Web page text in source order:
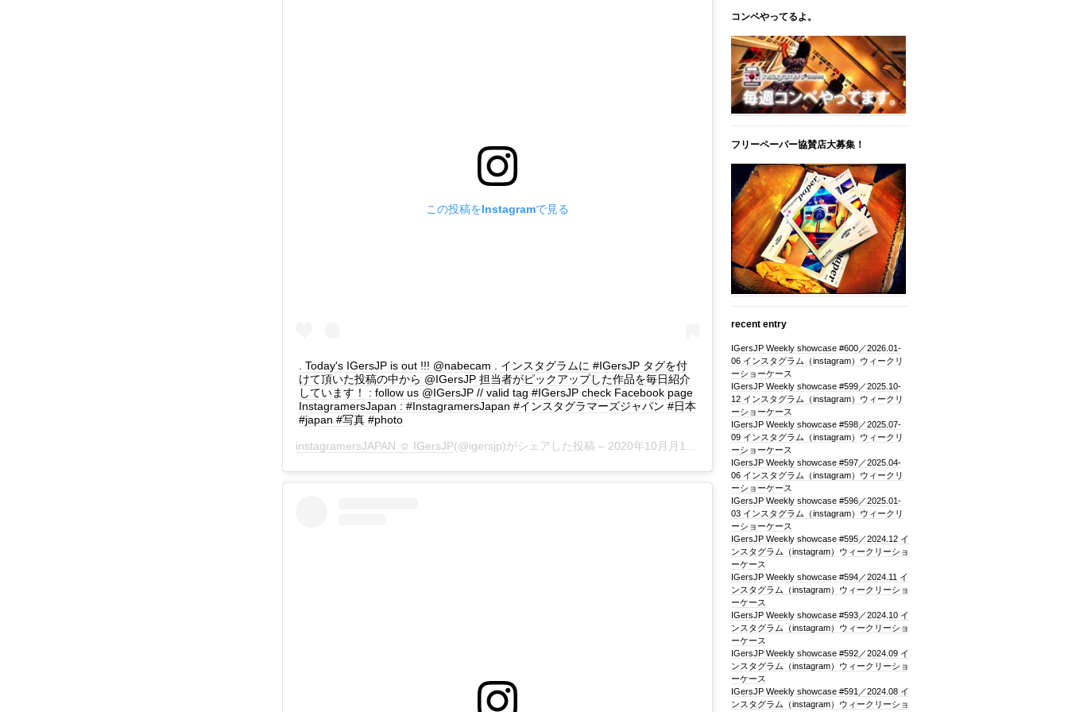
この投稿をInstagramで見る
. Today's IGersJP is out !!! @nabecam . インスタグラムに #IGersJP タグを付
けて頂いた投稿の中から @IGersJP 担当者がピックアップした作品を毎日紹介
しています！ : follow us @IGersJP // valid tag #IGersJP check Facebook page
InstagramersJapan : #InstagramersJapan #インスタグラマーズジャパン #日本
#japan #写真 #photo
instagramersJAPAN ☺︎ IGersJP(@igersjp)がシェアした投稿 – 2020年10月月15日午前4時50分PDT
コンペやってるよ。
フリーペーパー協賛店大募集！
recent entry
IGersJP Weekly showcase #600／2026.01-
06 インスタグラム（instagram）ウィークリ
ーショーケース
IGersJP Weekly showcase #599／2025.10-
12 インスタグラム（instagram）ウィークリ
ーショーケース
IGersJP Weekly showcase #598／2025.07-
09 インスタグラム（instagram）ウィークリ
ーショーケース
IGersJP Weekly showcase #597／2025.04-
06 インスタグラム（instagram）ウィークリ
ーショーケース
IGersJP Weekly showcase #596／2025.01-
03 インスタグラム（instagram）ウィークリ
ーショーケース
IGersJP Weekly showcase #595／2024.12 イ
ンスタグラム（instagram）ウィークリーショ
ーケース
IGersJP Weekly showcase #594／2024.11 イ
ンスタグラム（instagram）ウィークリーショ
ーケース
IGersJP Weekly showcase #593／2024.10 イ
ンスタグラム（instagram）ウィークリーショ
ーケース
IGersJP Weekly showcase #592／2024.09 イ
ンスタグラム（instagram）ウィークリーショ
ーケース
IGersJP Weekly showcase #591／2024.08 イ
ンスタグラム（instagram）ウィークリーショ